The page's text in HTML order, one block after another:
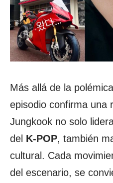
Más allá de la
episodio confirma una
Jungkook no solo
del K-POP, también
cultural. Cada
del escenario, se